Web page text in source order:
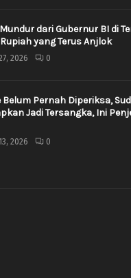
dari Gubernur BI di
yang Terus Anjlok
2026 0
Belum Pernah Diperiksa,
Jadi Tersangka, Ini
2026 0